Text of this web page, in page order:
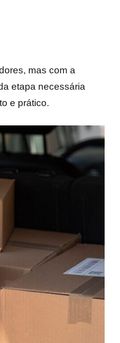
mas com a
etapa necessária
e prático.